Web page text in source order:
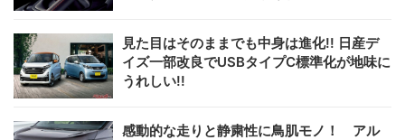
見た目はそのままでも中身は進化!! 日産デ
イズ一部改良でUSBタイプC標準化が地味に
うれしい!!
感動的な走りと静粛性に鳥肌モノ！ アル